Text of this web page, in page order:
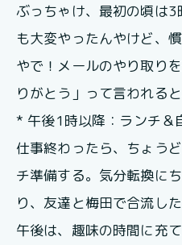
ぶっちゃけ、最初の頃は
も大変やったんやけど、
やで！メールのやり取り
りがとう」って言われる
* 午後1時以降：ランチ＆
仕事終わったら、ちょう
チ準備する。気分転換に
り、友達と梅田で合流し
午後は、趣味の時間に充